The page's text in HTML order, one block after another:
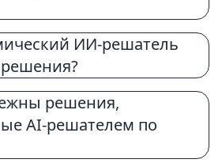
ИИ-решатель
решения,
AI-решателем по